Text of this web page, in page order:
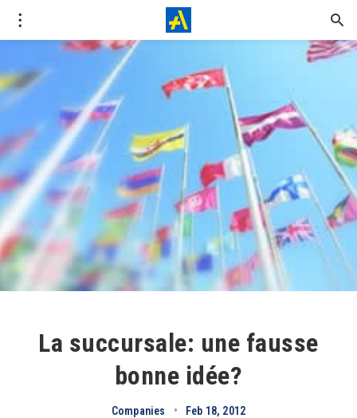
La succursale: une fausse
bonne idée?
Companies • Feb 18, 2012